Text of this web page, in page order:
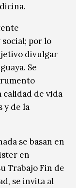
por lo
divulgar
Se
de vida
y de la
se basan en
en
Trabajo Fin de
se invita al